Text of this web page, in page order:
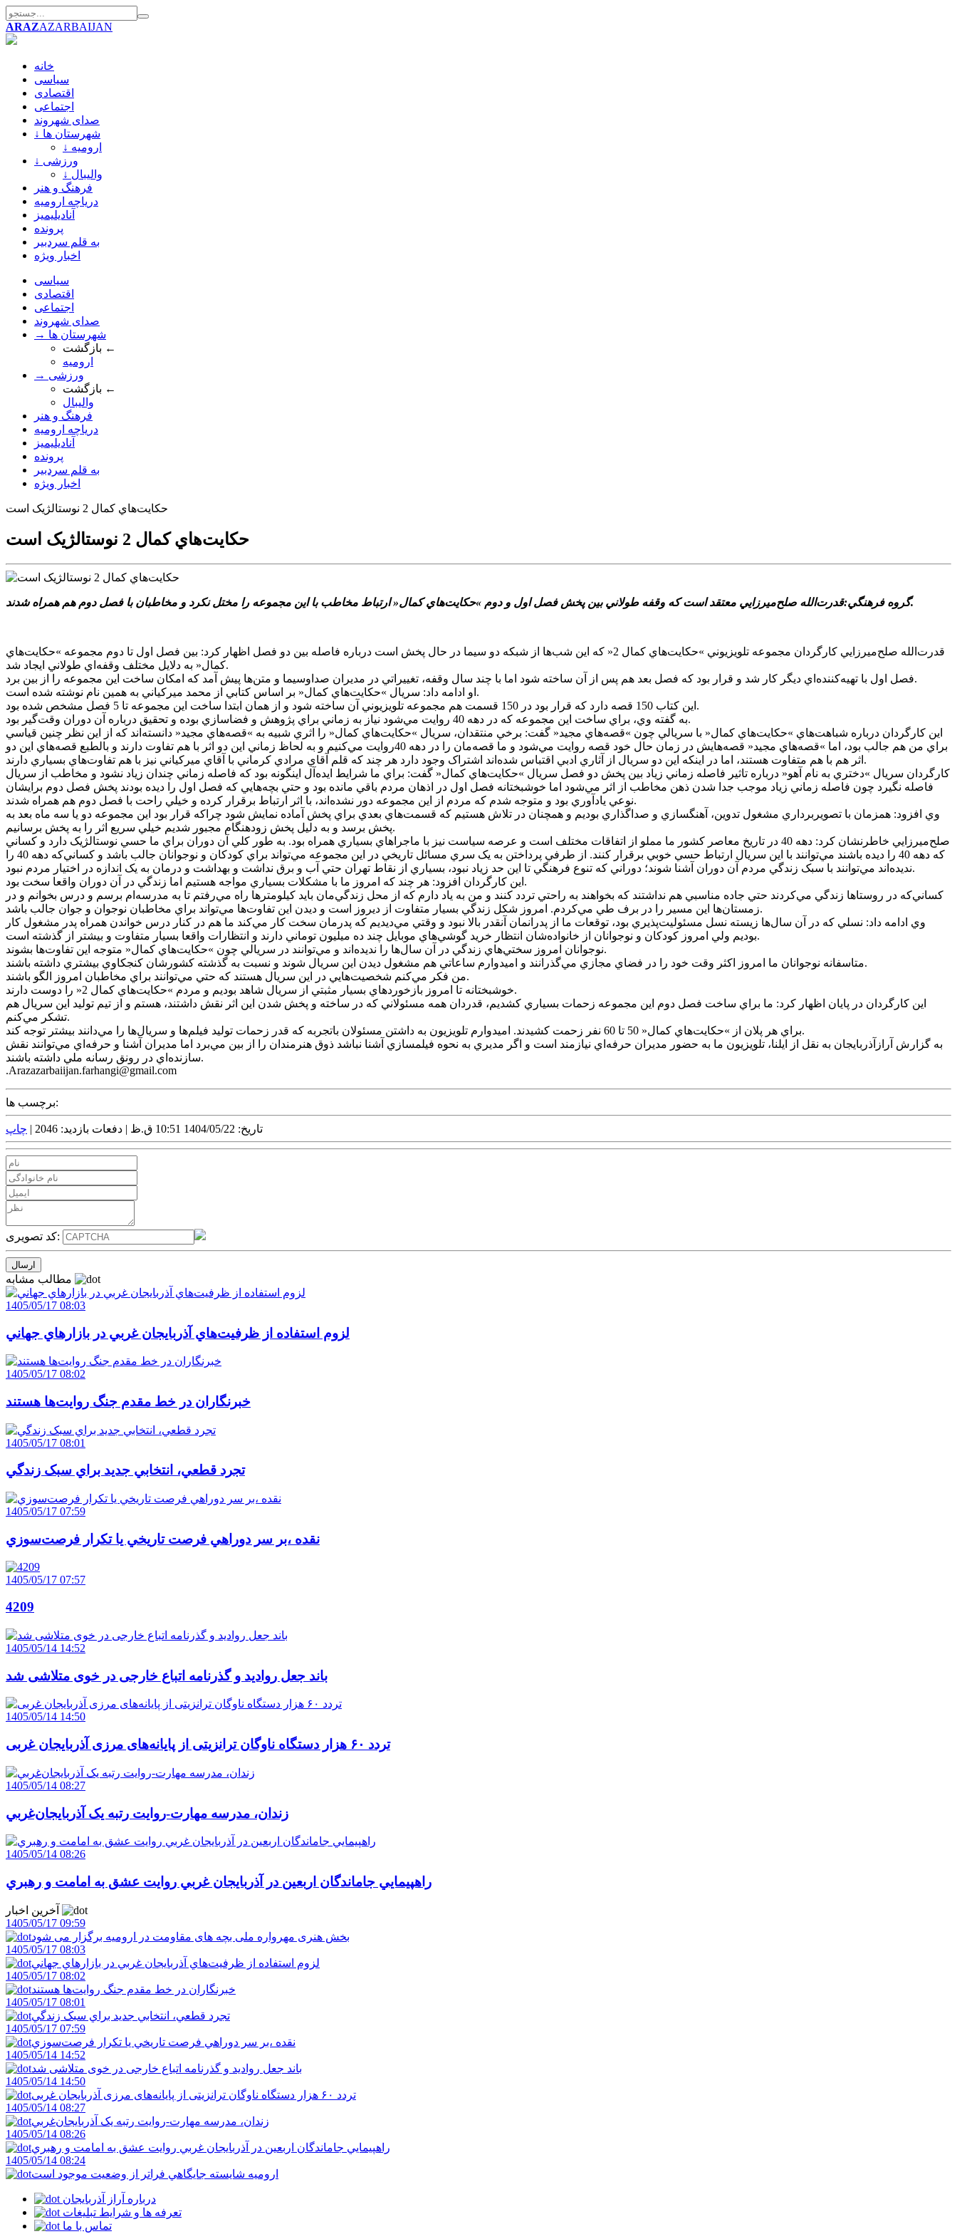
ARAZAZARBAIJAN
خانه
سیاسی
اقتصادی
اجتماعی
صدای شهروند
↓ شهرستان ها
↓ ارومیه
↓ ورزشی
↓ والیبال
فرهنگ و هنر
دریاچه ارومیه
آنادیلیمیز
پرونده
به قلم سردبیر
اخبار ویژه
سیاسی
اقتصادی
اجتماعی
صدای شهروند
→ شهرستان ها
بازگشت ←
ارومیه
→ ورزشی
بازگشت ←
والیبال
فرهنگ و هنر
دریاچه ارومیه
آنادیلیمیز
پرونده
به قلم سردبیر
اخبار ویژه
حکايت‌هاي کمال 2 نوستالژيک است
حکايت‌هاي کمال 2 نوستالژيک است
گروه فرهنگي:قدرت‌الله صلح‌ميرزايي معتقد است که وقفه طولاني بين پخش فصل اول و دوم »حکايت‌هاي کمال« ارتباط مخاطب با اين مجموعه را مختل نکرد و مخاطبان با فصل دوم هم همراه شدند.
قدرت‌الله صلح‌ميرزايي کارگردان مجموعه تلويزيوني »حکايت‌هاي کمال 2« که اين شب‌ها از شبکه دو سيما در حال پخش است درباره فاصله بين دو فصل اظهار کرد: بين فصل اول تا دوم مجموعه »حکايت‌هاي
کمال« به دلايل مختلف وقفه‌اي طولاني ايجاد شد.
فصل اول با تهيه‌کننده‌اي ديگر کار شد و قرار بود که فصل بعد هم پس از آن ساخته شود اما با چند سال وقفه، تغييراتي در مديران صداوسيما و متن‌ها پيش آمد که امکان ساخت اين مجموعه را از بين برد.
او ادامه داد: سريال »حکايت‌هاي کمال« بر اساس کتابي از محمد ميرکياني به همين نام نوشته شده است.
اين کتاب 150 قصه دارد که قرار بود در 150 قسمت هم مجموعه تلويزيوني آن ساخته شود و از همان ابتدا ساخت اين مجموعه تا 5 فصل مشخص شده بود.
به گفته وي، براي ساخت اين مجموعه که در دهه 40 روايت مي‌شود نياز به زماني براي پژوهش و فضاسازي بوده و تحقيق درباره آن دوران وقت‌گير بود.
اين کارگردان درباره شباهت‌هاي »حکايت‌هاي کمال« با سريالي چون »قصه‌هاي مجيد« گفت: برخي منتقدان، سريال »حکايت‌هاي کمال« را اثري شبيه به »قصه‌هاي مجيد« دانسته‌اند که از اين نظر چنين قياسي
براي من هم جالب بود، اما »قصه‌هاي مجيد« قصه‌هايش در زمان حال خود قصه روايت مي‌شود و ما قصه‌مان را در دهه 40روايت مي‌کنيم و به لحاظ زماني اين دو اثر با هم تفاوت دارند و بالطبع قصه‌هاي اين دو
اثر هم با هم متفاوت هستند، اما در اينکه اين دو سريال از آثاري ادبي اقتباس شده‌اند اشتراک وجود دارد هر چند که قلم آقاي مرادي کرماني با آقاي ميرکياني نيز با هم تفاوت‌هاي بسياري دارند.
کارگردان سريال »دختري به نام آهو« درباره تاثير فاصله زماني زياد بين پخش دو فصل سريال »حکايت‌هاي کمال« گفت: براي ما شرايط ايده‌آل اينگونه بود که فاصله زماني چندان زياد نشود و مخاطب از سريال
فاصله نگيرد چون فاصله زماني زياد موجب جدا شدن ذهن مخاطب از اثر مي‌شود اما خوشبختانه فصل اول در اذهان مردم باقي مانده بود و حتي بچه‌هايي که فصل اول را ديده بودند پخش فصل دوم برايشان
نوعي يادآوري بود و متوجه شدم که مردم از اين مجموعه دور نشده‌اند، با اثر ارتباط برقرار کرده و خيلي راحت با فصل دوم هم همراه شدند.
وي افزود: همزمان با تصويربرداري مشغول تدوين، آهنگسازي و صداگذاري بوديم و همچنان در تلاش هستيم که قسمت‌هاي بعدي براي پخش آماده نمايش شود چراکه قرار بود اين مجموعه دو يا سه ماه بعد به
پخش برسد و به دليل پخش زودهنگام مجبور شديم خيلي سريع اثر را به پخش برسانيم.
صلح‌ميرزايي خاطرنشان کرد: دهه 40 در تاريخ معاصر کشور ما مملو از اتفاقات مختلف است و عرصه سياست نيز با ماجراهاي بسياري همراه بود. به طور کلي آن دوران براي ما حسي نوستالژيک دارد و کساني
که دهه 40 را ديده باشند مي‌توانند با اين سريال ارتباط حسي خوبي برقرار کنند. از طرفي پرداختن به يک سري مسائل تاريخي در اين مجموعه مي‌تواند براي کودکان و نوجوانان جالب باشد و کساني‌که دهه 40 را
نديده‌اند مي‌توانند با سبک زندگي مردم آن دوران آشنا شوند؛ دوراني که تنوع فرهنگي تا اين حد زياد نبود، بسياري از نقاط تهران حتي آب و برق نداشت و بهداشت و درمان به يک اندازه در اختيار مردم نبود.
اين کارگردان افزود: هر چند که امروز ما با مشکلات بسياري مواجه هستيم اما زندگي در آن دوران واقعا سخت بود.
کساني‌که در روستاها زندگي مي‌کردند حتي جاده مناسبي هم نداشتند که بخواهند به راحتي تردد کنند و من به ياد دارم که از محل زندگي‌مان بايد کيلومترها راه مي‌رفتم تا به مدرسه‌ام برسم و درس بخوانم و در
زمستان‌ها اين مسير را در برف طي مي‌کردم. امروز شکل زندگي بسيار متفاوت از ديروز است و ديدن اين تفاوت‌ها مي‌تواند براي مخاطبان نوجوان و جوان جالب باشد.
وي ادامه داد: نسلي که در آن سال‌ها زيسته نسل مسئوليت‌پذيري بود، توقعات ما از پدرانمان آنقدر بالا نبود و وقتي مي‌ديديم که پدرمان سخت کار مي‌کند ما هم در کنار درس خواندن همراه پدر مشغول کار
بوديم ولي امروز کودکان و نوجوانان از خانواده‌شان انتظار خريد گوشي‌هاي موبايل چند ده ميليون توماني دارند و انتظارات واقعا بسيار متفاوت و بيشتر از گذشته است.
نوجوانان امروز سختي‌هاي زندگي در آن سال‌ها را نديده‌اند و مي‌توانند در سريالي چون »حکايت‌هاي کمال« متوجه اين تفاوت‌ها بشوند.
متاسفانه نوجوانان ما امروز اکثر وقت خود را در فضاي مجازي مي‌گذرانند و اميدوارم ساعاتي هم مشغول ديدن اين سريال شوند و نسبت به گذشته کشورشان کنجکاوي بيشتري داشته باشند.
من فکر مي‌کنم شخصيت‌هايي در اين سريال هستند که حتي مي‌توانند براي مخاطبان امروز الگو باشند.
خوشبختانه تا امروز بازخوردهاي بسيار مثبتي از سريال شاهد بوديم و مردم »حکايت‌هاي کمال 2« را دوست دارند.
اين کارگردان در پايان اظهار کرد: ما براي ساخت فصل دوم اين مجموعه زحمات بسياري کشديم، قدردان همه مسئولاني که در ساخته و پخش شدن اين اثر نقش داشتند، هستم و از تيم توليد اين سريال هم
تشکر مي‌کنم.
براي هر پلان از »حکايت‌هاي کمال« 50 تا 60 نفر زحمت کشيدند. اميدوارم تلويزيون به داشتن مسئولان باتجربه که قدر زحمات توليد فيلم‌ها و سريال‌ها را مي‌دانند بيشتر توجه کند.
به گزارش آرازآذربايجان به نقل از ايلنا، تلويزيون ما به حضور مديران حرفه‌اي نيازمند است و اگر مديري به نحوه فيلمسازي آشنا نباشد ذوق هنرمندان را از بين مي‌برد اما مديران آشنا و حرفه‌اي مي‌توانند نقش
سازنده‌اي در رونق رسانه ملي داشته باشند.
.Arazazarbaiijan.farhangi@gmail.com
برچسب ها:
تاریخ: 1404/05/22 10:51 ق.ظ | دفعات بازدید: 2046 | چاپ
کد تصویری:
1405/05/17 08:03
لزوم استفاده از ظرفيت‌هاي آذربايجان غربي در بازارهاي جهاني
1405/05/17 08:02
خبرنگاران در خط مقدم جنگ روايت‌ها هستند
1405/05/17 08:01
تجرد قطعي، انتخابي جديد براي سبک زندگي
1405/05/17 07:59
نقده ،بر سر دوراهي فرصت تاريخي يا تکرار فرصت‌سوزي
1405/05/17 07:57
4209
1405/05/14 14:52
باند جعل روادید و گذرنامه اتباع خارجی در خوی متلاشی شد
1405/05/14 14:50
تردد ۶۰ هزار دستگاه ناوگان ترانزیتی از پایانه‌های مرزی آذربایجان ‌غربی
1405/05/14 08:27
زندان، مدرسه مهارت-روايت رتبه يک آذربايجان‌غربي
1405/05/14 08:26
راهپيمايي جاماندگان اربعين در آذربايجان غربي روايت عشق به امامت و رهبري
1405/05/17 09:59
بخش هنری مهرواره ملی بچه های مقاومت در ارومیه برگزار می شود
1405/05/17 08:03
لزوم استفاده از ظرفيت‌هاي آذربايجان غربي در بازارهاي جهاني
1405/05/17 08:02
خبرنگاران در خط مقدم جنگ روايت‌ها هستند
1405/05/17 08:01
تجرد قطعي، انتخابي جديد براي سبک زندگي
1405/05/17 07:59
نقده ،بر سر دوراهي فرصت تاريخي يا تکرار فرصت‌سوزي
1405/05/14 14:52
باند جعل روادید و گذرنامه اتباع خارجی در خوی متلاشی شد
1405/05/14 14:50
تردد ۶۰ هزار دستگاه ناوگان ترانزیتی از پایانه‌های مرزی آذربایجان ‌غربی
1405/05/14 08:27
زندان، مدرسه مهارت-روايت رتبه يک آذربايجان‌غربي
1405/05/14 08:26
راهپيمايي جاماندگان اربعين در آذربايجان غربي روايت عشق به امامت و رهبري
1405/05/14 08:24
اروميه شايسته جايگاهي فراتر از وضعيت موجود است
درباره آراز آذربایجان
تعرفه ها و شرایط تبلیغات
تماس با ما